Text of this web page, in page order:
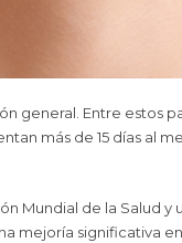
general. Entre
más de 15 días al
Mundial de la Salud
mejoría significativa